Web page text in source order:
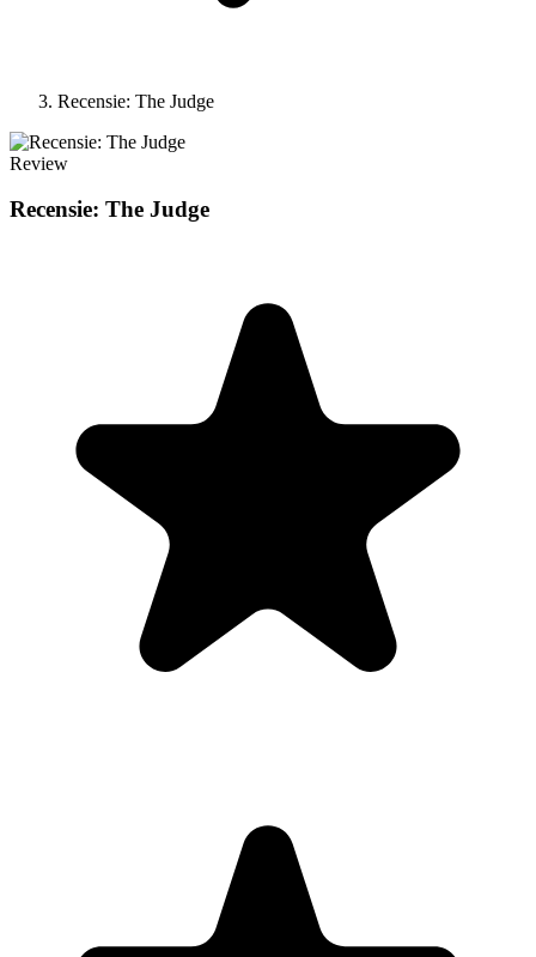
Recensie: The Judge
Review
Recensie: The Judge